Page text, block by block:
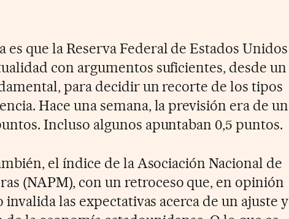
es que la Reserva Federal de Estados Unidos
con argumentos suficientes, desde un
para decidir un recorte de los tipos
Hace una semana, la previsión era de un
Incluso algunos apuntaban 0,5 puntos.
el índice de la Asociación Nacional de
(NAPM), con un retroceso que, en opinión
las expectativas acerca de un ajuste y